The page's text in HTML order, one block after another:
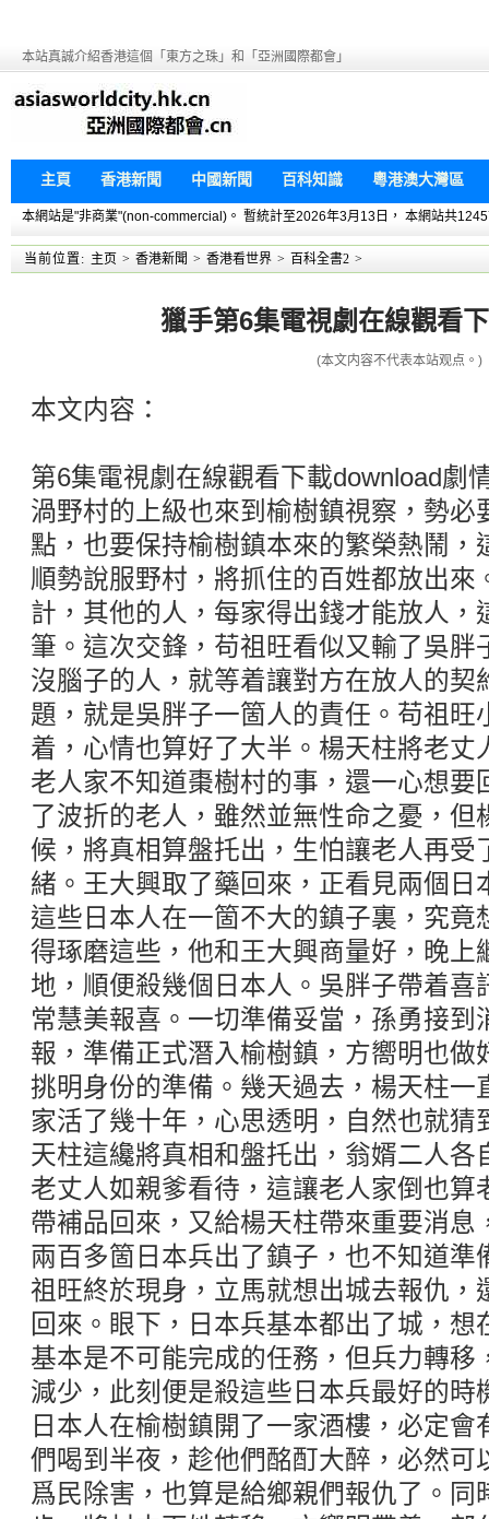
本站真誠介紹香港這個「東方之珠」和「亞洲國際都會」
主頁 香港新聞 中國新聞 百科知識 粵港澳大灣區
本網站是"非商業"(non-commercial)。 暫統計至2026年3月13日， 本網站共
当前位置: 主页 > 香港新聞 > 香港看世界 > 百科全書2 >
獵手第6集電視劇在線觀看
(本文内容不代表本站观点。)
本文内容：
第6集電視劇在線觀看下載download劇
渦野村的上級也來到榆樹鎮視察，勢必
點，也要保持榆樹鎮本來的繁榮熱鬧，
順勢說服野村，將抓住的百姓都放出來
計，其他的人，每家得出錢才能放人，
筆。這次交鋒，苟祖旺看似又輸了吳胖
沒腦子的人，就等着讓對方在放人的契
題，就是吳胖子一箇人的責任。苟祖旺
着，心情也算好了大半。楊天柱將老丈
老人家不知道棗樹村的事，還一心想要
了波折的老人，雖然並無性命之憂，但
候，將真相算盤托出，生怕讓老人再受
緒。王大興取了藥回來，正看見兩個日
這些日本人在一箇不大的鎮子裏，究竟
得琢磨這些，他和王大興商量好，晚上
地，順便殺幾個日本人。吳胖子帶着喜
常慧美報喜。一切準備妥當，孫勇接到
報，準備正式潛入榆樹鎮，方嚮明也做
挑明身份的準備。幾天過去，楊天柱一
家活了幾十年，心思透明，自然也就猜
天柱這纔將真相和盤托出，翁婿二人各
老丈人如親爹看待，這讓老人家倒也算
帶補品回來，又給楊天柱帶來重要消息
兩百多箇日本兵出了鎮子，也不知道準
祖旺終於現身，立馬就想出城去報仇，
回來。眼下，日本兵基本都出了城，
基本是不可能完成的任務，但兵力轉移
減少，此刻便是殺這些日本兵最好的時
日本人在榆樹鎮開了一家酒樓，必定
們喝到半夜，趁他們酩酊大醉，必然可
爲民除害，也算是給鄉親們報仇了。同